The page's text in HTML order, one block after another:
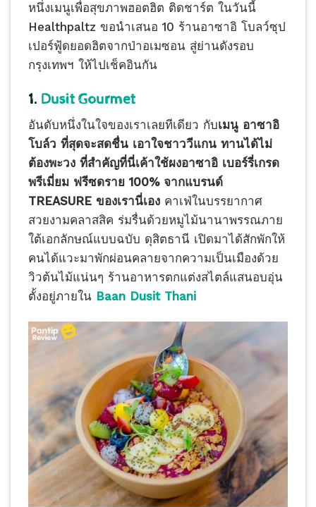
หนึ่งเมนูเพื่อสุขภาพฮอตฮิต ติดชาร์ต ในวันนี้
Healthpaltz ขอนำเสนอ 10 ร้านอาซาอิ โบลว์ซุป
เปอร์ฟู้ดยอดฮิตจากป่าอเมซอน สู่ย่านดังรอบ
กรุงเทพฯ ให้ไปเช็คอินกัน
1. Dusit Gourmet
อันดับหนึ่งในใจของเราเลยทีเดียว กับเมนู อาซาอิ
โบล์ว ที่สุดจะสดชื่น เอาใจชาววีแกน ทานได้ไม่
ต้องพะวง ที่สำคัญที่นี่เค้าใช้ผงอาซาอิ เบอร์รี่เกรด
พรีเมี่ยม ฟรีซดราย 100% จากแบรนด์
TREASURE ของเรานี่เอง คาเฟ่ในบรรยากาศ
สวยงามคลาสสิค ร่มรื่นด้วยหมูไม้นานาพรรณภาย
ใต้เอกลักษณ์แบบฉบับ ดุสิตธานี เปิดมาได้สักพักให้
คนได้แวะมาพักผ่อนคลายจากความเป็นเมืองด้วย
วิวต้นไม้แน่นๆ ร้านอาหารตกแต่งสไตล์แสนอบอุ่น
ตั้งอยู่ภายใน Baan Dusit Thani